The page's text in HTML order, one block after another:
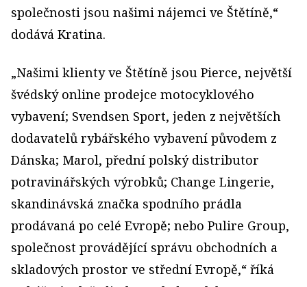
společnosti jsou našimi nájemci ve Štětíně,“
dodává Kratina.
„Našimi klienty ve Štětíně jsou Pierce, největší
švédský online prodejce motocyklového
vybavení; Svendsen Sport, jeden z největších
dodavatelů rybářského vybavení původem z
Dánska; Marol, přední polský distributor
potravinářských výrobků; Change Lingerie,
skandinávská značka spodního prádla
prodávaná po celé Evropě; nebo Pulire Group,
společnost provádějící správu obchodních a
skladových prostor ve střední Evropě,“ říká